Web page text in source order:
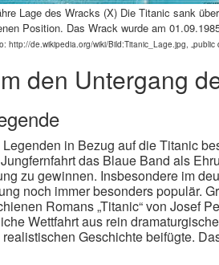
Lage des Wracks (X) Die Titanic sank
Position. Das Wrack wurde am
http://de.wikipedia.org/wiki/Bild:Titanic_Lage.jpg, „public
den Untergang
in Bezug auf die Titanic
das Blaue Band als
zu gewinnen. Insbesondere im
noch immer besonders populär.
Romans „Titanic“ von Josef
Wettfahrt aus rein
Geschichte beifügte.